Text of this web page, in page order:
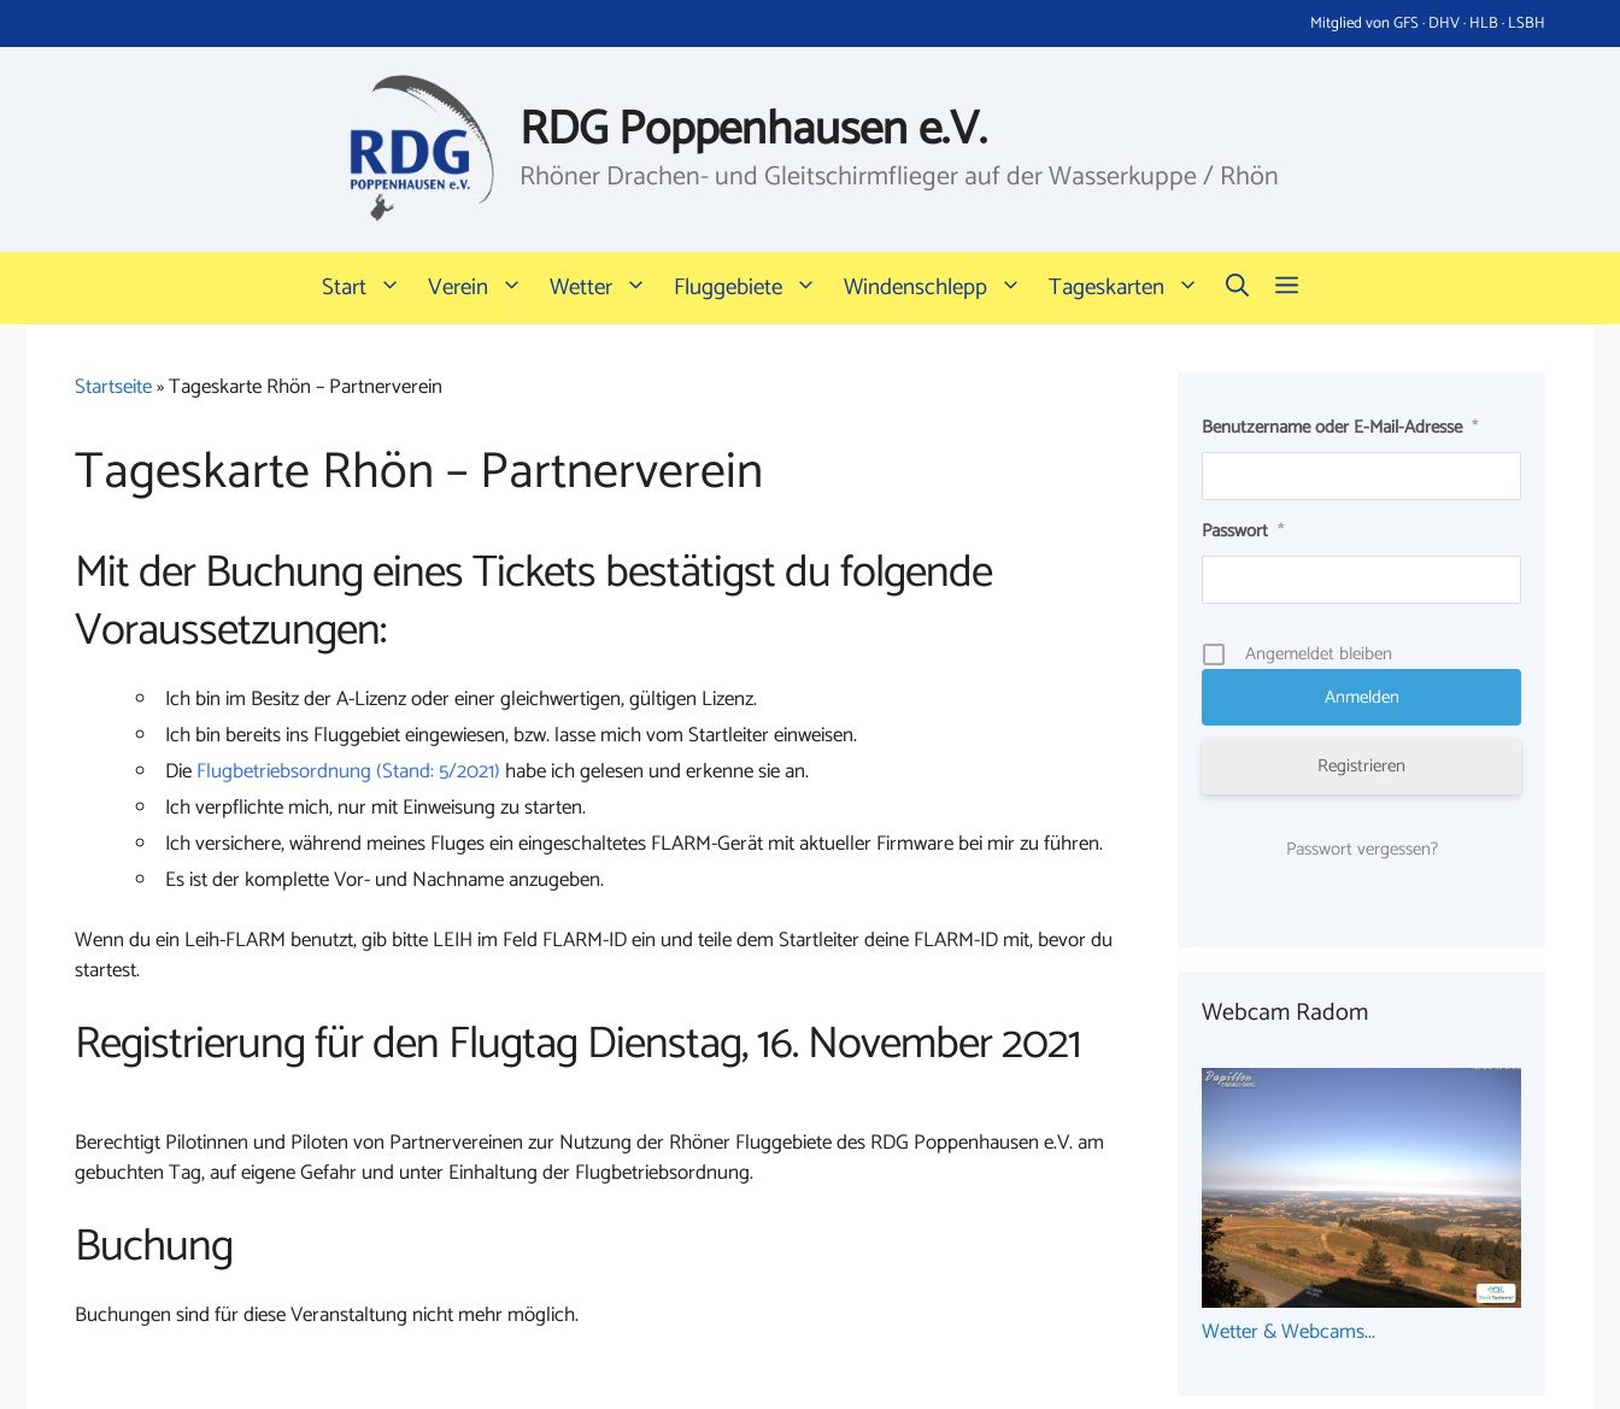
Inhalt
Mitglied von GFS · DHV · HLB · LSBH
RDG Poppenhausen e.V.
Rhöner Drachen- und Gleitschirmflieger auf der Wasserkuppe / Rhön
Start Verein Wetter Fluggebiete Windenschlepp Tageskarten
Startseite»Tageskarte Rhön – Partnerverein
Tageskarte Rhön – Partnerverein
Mit der Buchung eines Tickets bestätigst du folgende
Voraussetzungen:
Ich bin im Besitz der A-Lizenz oder einer gleichwertigen, gültigen Lizenz.
Ich bin bereits ins Fluggebiet eingewiesen, bzw. lasse mich vom Startleiter einweisen.
DieFlugbetriebsordnung (Stand: 5/2021) habe ich gelesen und erkenne sie an.
Ich verpflichte mich, nur mit Einweisung zu starten.
Ich versichere, während meines Fluges ein eingeschaltetes FLARM-Gerät mit aktueller Firmware bei mir zu führen.
Es ist der komplette Vor- und Nachname anzugeben.
Wenn du ein Leih-FLARM benutzt, gib bitte LEIH im Feld FLARM-ID ein und teile dem Startleiter deine FLARM-ID mit, bevor du
startest.
Registrierung für den Flugtag Dienstag, 16. November 2021
Berechtigt Pilotinnen und Piloten von Partnervereinen zur Nutzung der Rhöner Fluggebiete des RDG Poppenhausen e.V. am
gebuchten Tag, auf eigene Gefahr und unter Einhaltung der Flugbetriebsordnung.
Buchung
Buchungen sind für diese Veranstaltung nicht mehr möglich.
Benutzername oder E-Mail-Adresse *
Passwort *
Angemeldet bleiben
Registrieren
Passwort vergessen?
Webcam Radom
Wetter & Webcams...